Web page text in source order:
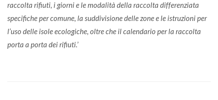
raccolta rifiuti, i giorni e le modalità della raccolta differenziata
specifiche per comune, la suddivisione delle zone e le istruzioni per
l’uso delle isole ecologiche, oltre che il calendario per la raccolta
porta a porta dei rifiuti.’